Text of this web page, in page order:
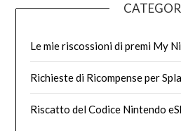
Le mie riscossioni di premi My
Richieste di Ricompense per
Riscatto del Codice Nintendo